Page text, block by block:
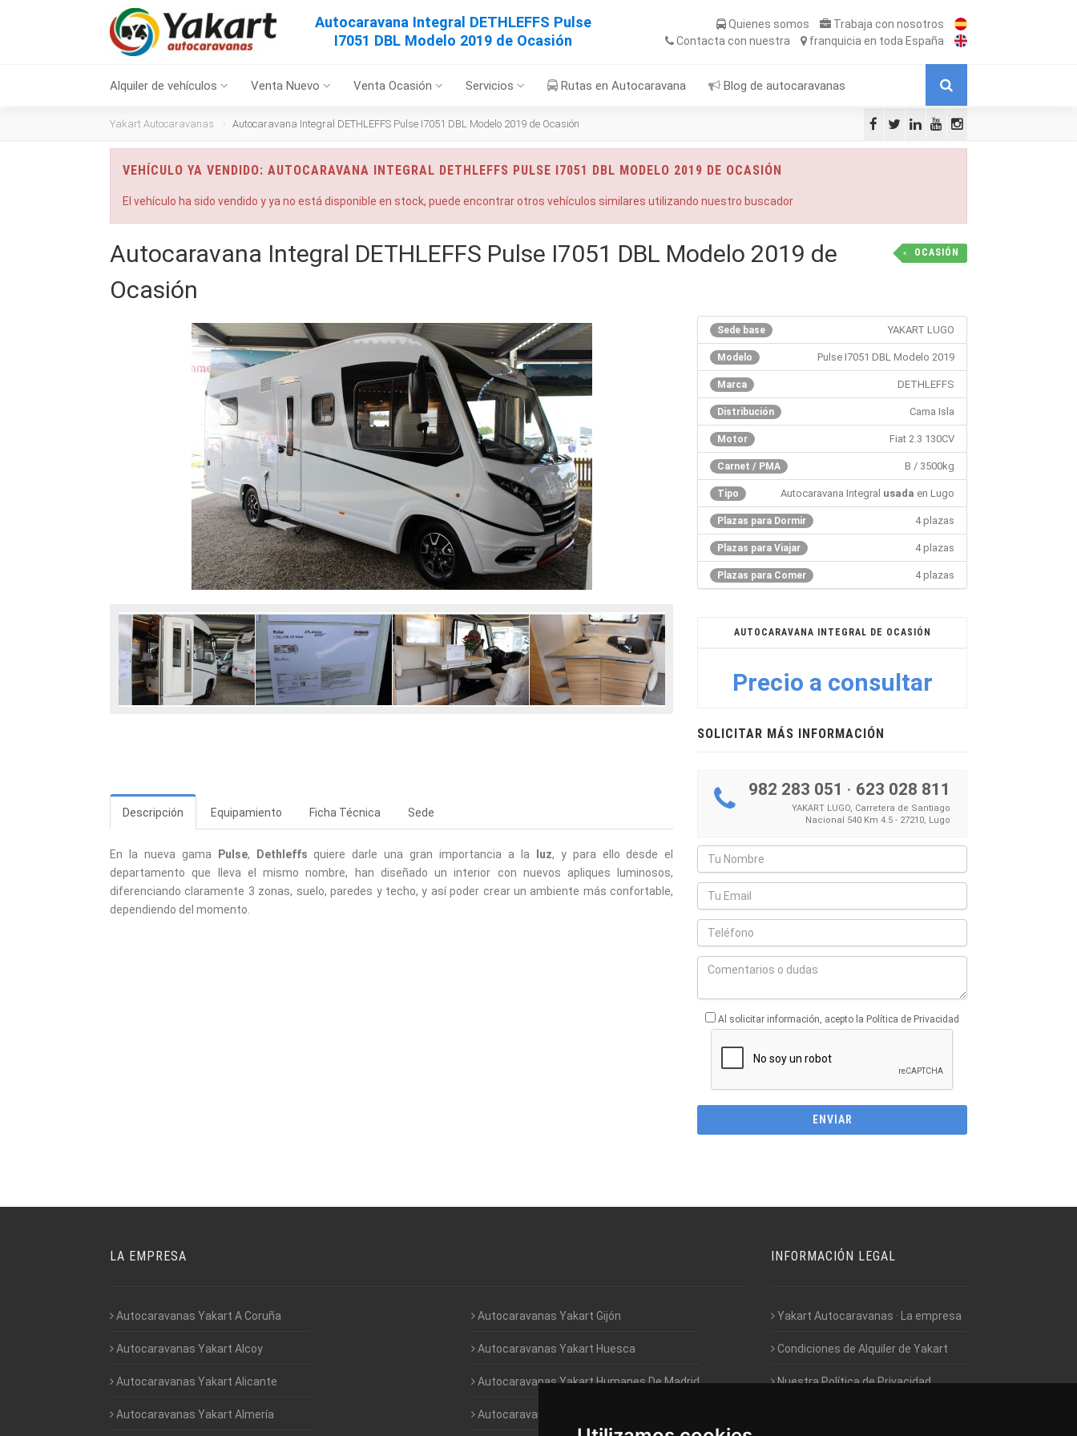
Autocaravana Integral DETHLEFFS Pulse
I7051 DBL Modelo 2019 de Ocasión
Quienes somos Trabaja con nosotros
Contacta con nuestra franquicia en toda España
Alquiler de vehículos Venta Nuevo Venta Ocasión Servicios Rutas en Autocaravana Blog de autocaravanas
Yakart Autocaravanas Autocaravana Integral DETHLEFFS Pulse I7051 DBL Modelo 2019 de Ocasión
VEHÍCULO YA VENDIDO: AUTOCARAVANA INTEGRAL DETHLEFFS PULSE I7051 DBL MODELO 2019 DE OCASIÓN
El vehículo ha sido vendido y ya no está disponible en stock, puede encontrar otros vehículos similares utilizando nuestro buscador
OCASIÓN
Autocaravana Integral DETHLEFFS Pulse I7051 DBL Modelo 2019 de
Ocasión
Descripción Equipamiento Ficha Técnica Sede
En la nueva gama Pulse, Dethleffs quiere darle una gran importancia a la luz, y para ello desde el
departamento que lleva el mismo nombre, han diseñado un interior con nuevos apliques luminosos,
diferenciando claramente 3 zonas, suelo, paredes y techo, y así poder crear un ambiente más confortable,
dependiendo del momento.
Sede base YAKART LUGO
Modelo Pulse I7051 DBL Modelo 2019
Marca DETHLEFFS
Distribución Cama Isla
Motor Fiat 2.3 130CV
Carnet / PMA B / 3500kg
Tipo Autocaravana Integral usada en Lugo
Plazas para Dormir 4 plazas
Plazas para Viajar 4 plazas
Plazas para Comer 4 plazas
AUTOCARAVANA INTEGRAL DE OCASIÓN
Precio a consultar
SOLICITAR MÁS INFORMACIÓN
982 283 051 · 623 028 811
YAKART LUGO, Carretera de Santiago
Nacional 540 Km 4.5 - 27210, Lugo
Al solicitar información, acepto la Política de Privacidad
LA EMPRESA
Autocaravanas Yakart A Coruña
Autocaravanas Yakart Alcoy
Autocaravanas Yakart Alicante
Autocaravanas Yakart Almería
Autocaravanas Yakart Gijón
Autocaravanas Yakart Huesca
Autocaravanas Yakart Humanes De Madrid
Autocaravanas Yakart Jaén
INFORMACIÓN LEGAL
Yakart Autocaravanas · La empresa
Condiciones de Alquiler de Yakart
Nuestra Política de Privacidad